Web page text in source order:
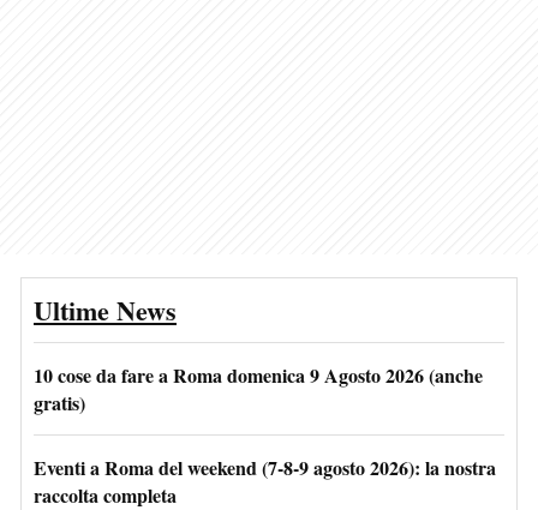
Ultime News
10 cose da fare a Roma domenica 9 Agosto 2026 (anche
gratis)
Eventi a Roma del weekend (7-8-9 agosto 2026): la nostra
raccolta completa